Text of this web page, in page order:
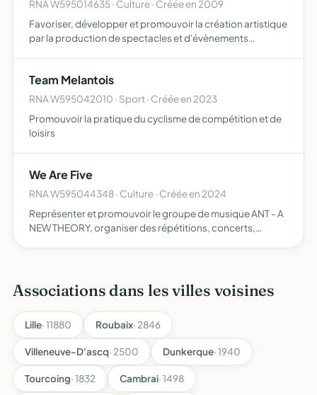
RNA W595014635 · Culture · Créée en 2009
Favoriser, développer et promouvoir la création artistique
par la production de spectacles et d'évènements
e…
Team Melantois
RNA W595042010 · Sport · Créée en 2023
Promouvoir la pratique du cyclisme de compétition et de
loisirs
We Are Five
RNA W595044348 · Culture · Créée en 2024
Représenter et promouvoir le groupe de musique ANT - A
NEW THEORY, organiser des répétitions, concerts,
Associations dans les villes voisines
Lille· 11880 Roubaix· 2846
Villeneuve-D'ascq· 2500 Dunkerque· 1940
Tourcoing· 1832 Cambrai· 1498